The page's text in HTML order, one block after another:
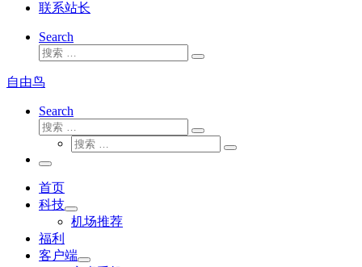
联系站长
Search
搜
搜
自由鸟
Search
搜
搜
索
搜
搜
主
菜
单
首页
科技
机场推荐
福利
客户端